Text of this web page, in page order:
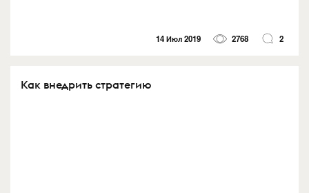
14 Июл 2019 2768 2
Как внедрить стратегию